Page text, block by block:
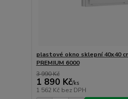
plastové okno sklepní 40x40
PREMIUM 6000
3 990 Kč
1 890 Kč/ks
1 562 Kč bez DPH